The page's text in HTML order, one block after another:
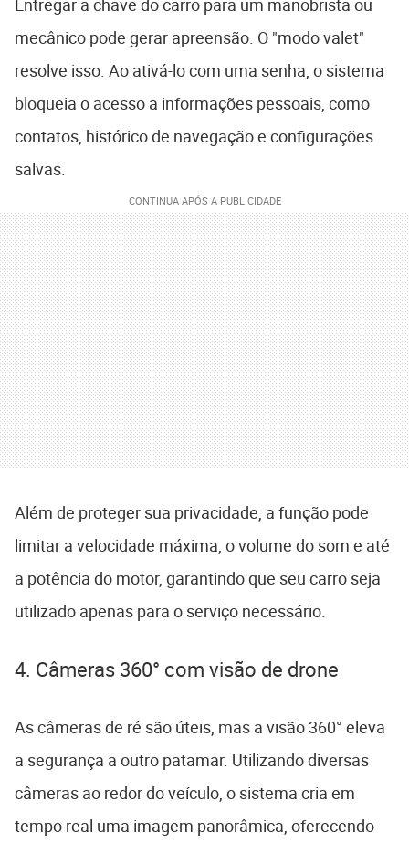
mecânico pode gerar apreensão. O "modo valet"
resolve isso. Ao ativá-lo com uma senha, o sistema
bloqueia o acesso a informações pessoais, como
contatos, histórico de navegação e configurações
salvas.
Além de proteger sua privacidade, a função pode
limitar a velocidade máxima, o volume do som e até
a potência do motor, garantindo que seu carro seja
utilizado apenas para o serviço necessário.
4. Câmeras 360° com visão de drone
As câmeras de ré são úteis, mas a visão 360° eleva
a segurança a outro patamar. Utilizando diversas
câmeras ao redor do veículo, o sistema cria em
tempo real uma imagem panorâmica, oferecendo